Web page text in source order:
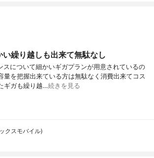
繰り越しも出来て無駄なし
について細かいギガプランが用意されているの
量を把握出来ている方は無駄なく消費出来てコス
ギガも繰り越…続きを見る
クスモバイル)